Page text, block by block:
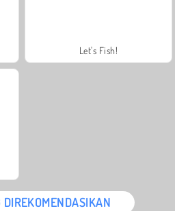
Let's Fish!
DIREKOMENDASIKAN